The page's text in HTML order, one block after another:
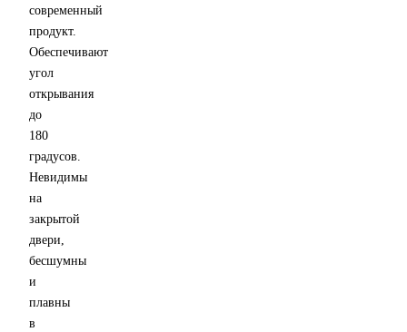
современный
продукт.
Обеспечивают
угол
открывания
до
180
градусов.
Невидимы
на
закрытой
двери,
бесшумны
и
плавны
в